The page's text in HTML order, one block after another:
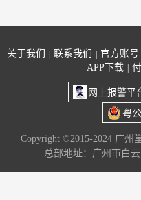
关于我们 联系我们
官方账号
APP下载
网上报警平
粤
Copyright ©2015-2024 广州
总部地址：广州市白